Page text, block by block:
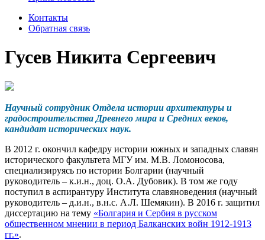
Контакты
Обратная связь
Гусев Никита Сергеевич
Научный сотрудник Отдела истории архитектуры и
градостроительства Древнего мира и Средних веков,
кандидат исторических наук.
В 2012 г. окончил кафедру истории южных и западных славян
исторического факультета МГУ им. М.В. Ломоносова,
специализируясь по истории Болгарии (научный
руководитель – к.и.н., доц. О.А. Дубовик). В том же году
поступил в аспирантуру Института славяноведения (научный
руководитель – д.и.н., в.н.с. А.Л. Шемякин). В 2016 г. защитил
диссертацию на тему «Болгария и Сербия в русском
общественном мнении в период Балканских войн 1912-1913
гг.».